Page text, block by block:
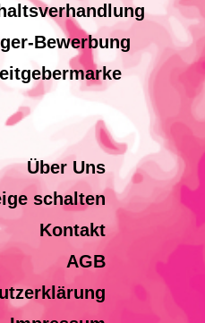
Bewerbung
Über Uns
schalten
Kontakt
AGB